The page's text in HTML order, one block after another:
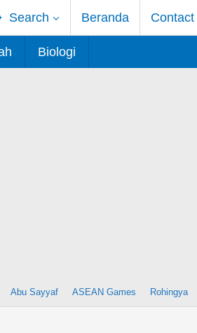
Search Beranda Contact
Biologi
Abu Sayyaf ASEAN Games Rohingya